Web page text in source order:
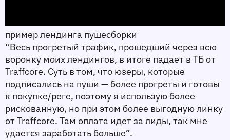
пример лендинга пушесборки
“Весь прогретый трафик, прошедший через всю
воронку моих лендингов, в итоге падает в ТБ от
Traffcore. Суть в том, что юзеры, которые
подписались на пуши — более прогреты и готовы
к покупке/реге, поэтому я использую более
рискованную, но при этом более выгодную линку
от Traffcore. Там оплата идет за лиды, так мне
удается заработать больше”.